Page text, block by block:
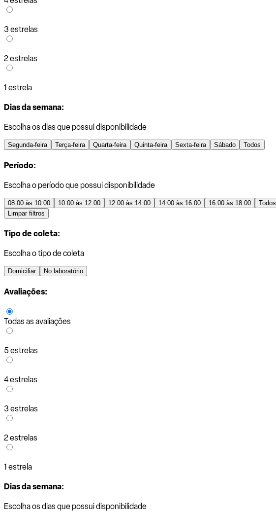
3 estrelas
2 estrelas
1 estrela
Dias da semana:
Escolha os dias que possui disponibilidade
Segunda-feira Terça-feira Quarta-feira Quinta-feira Sexta-feira Sábado Todos
Período:
Escolha o período que possui disponibilidade
08:00 às 10:00 10:00 às 12:00 12:00 às 14:00 14:00 às 16:00 16:00 às 18:00
Todos
Limpar filtros
Tipo de coleta:
Escolha o tipo de coleta
Domiciliar No laboratório
Avaliações:
Todas as avaliações
5 estrelas
4 estrelas
3 estrelas
2 estrelas
1 estrela
Dias da semana:
Escolha os dias que possui disponibilidade